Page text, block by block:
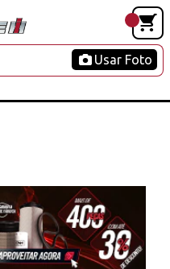
Usar Foto